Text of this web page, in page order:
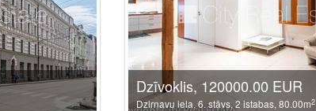
Dzīvoklis, 120000.00 EUR
Dzirnavu iela, 6. stāvs, 2 istabas, 80.00m2